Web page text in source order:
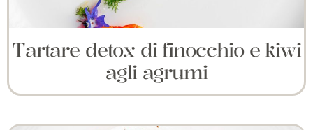
Tartare detox di finocchio e kiwi
agli agrumi